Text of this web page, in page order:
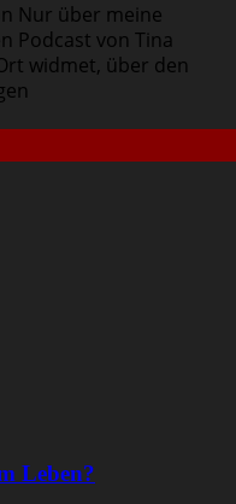
Nur über meine
Podcast von Tina
widmet, über den
Leben?